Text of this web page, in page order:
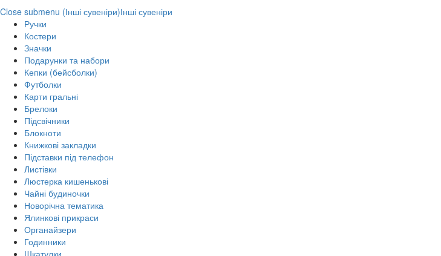
Close submenu (Інші сувеніри)Інші сувеніри
Ручки
Костери
Значки
Подарунки та набори
Кепки (бейсболки)
Футболки
Карти гральні
Брелоки
Підсвічники
Блокноти
Книжкові закладки
Підставки під телефон
Листівки
Люстерка кишенькові
Чайні будиночки
Новорічна тематика
Ялинкові прикраси
Органайзери
Годинники
Шкатулки